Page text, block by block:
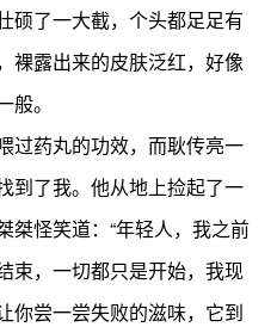
硕了一大截，个头都足足有
裸露出来的皮肤泛红，好像
。
药丸的功效，而耿传亮一
到了我。他从地上捡起了一
桀怪笑道：“年轻人，我之前
束，一切都只是开始，我现
你尝一尝失败的滋味，它到